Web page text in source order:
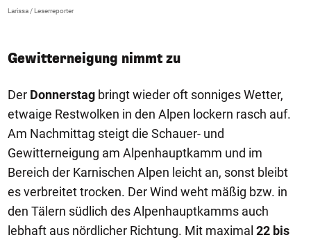
Larissa / Leserreporter
Gewitterneigung nimmt zu
Der Donnerstag bringt wieder oft sonniges Wetter,
etwaige Restwolken in den Alpen lockern rasch auf.
Am Nachmittag steigt die Schauer- und
Gewitterneigung am Alpenhauptkamm und im
Bereich der Karnischen Alpen leicht an, sonst bleibt
es verbreitet trocken. Der Wind weht mäßig bzw. in
den Tälern südlich des Alpenhauptkamms auch
lebhaft aus nördlicher Richtung. Mit maximal 22 bis